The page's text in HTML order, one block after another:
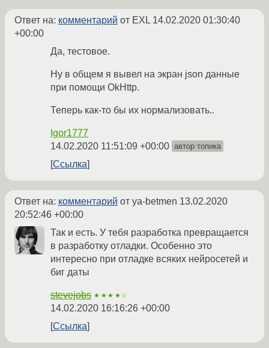
Ответ на: комментарий от EXL 14.02.2020 01:30:40
+00:00
Да, тестовое.
Ну в общем я вывел на экран json данные
при помощи OkHttp.
Теперь как-то бы их нормализовать..
Igor1777
14.02.2020 11:51:09 +00:00 автор топика
Ссылка
Ответ на: комментарий от ya-betmen 13.02.2020
20:52:46 +00:00
Так и есть. У тебя разработка превращается
в разработку отладки. Особенно это
интересно при отладке всяких нейросетей и
биг даты
stevejobs ★★★★☆
14.02.2020 16:16:26 +00:00
Ссылка